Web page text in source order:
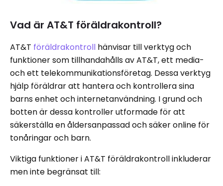
Vad är AT&T föräldrakontroll?
AT&T föräldrakontroll hänvisar till verktyg och
funktioner som tillhandahålls av AT&T, ett media-
och ett telekommunikationsföretag. Dessa verktyg
hjälp föräldrar att hantera och kontrollera sina
barns enhet och internetanvändning. I grund och
botten är dessa kontroller utformade för att
säkerställa en åldersanpassad och säker online för
tonåringar och barn.
Viktiga funktioner i AT&T föräldrakontroll inkluderar
men inte begränsat till: